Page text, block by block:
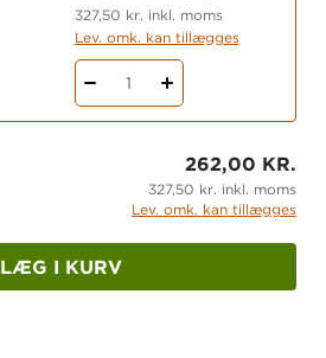
327,50 kr. inkl. moms
Lev. omk. kan tillægges
1
262,00 KR.
327,50 kr. inkl. moms
Lev. omk. kan tillægges
LÆG I KURV